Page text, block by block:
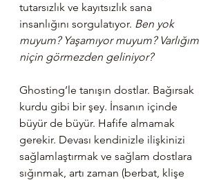
tutarsızlık ve kayıtsızlık sana
insanlığını sorgulatıyor. Ben yok
muyum? Yaşamıyor muyum? Varlığım
niçin görmezden geliniyor?
Ghosting’le tanışın dostlar. Bağırsak
kurdu gibi bir şey. İnsanın içinde
büyür de büyür. Hafife almamak
gerekir. Devası kendinizle ilişkinizi
sağlamlaştırmak ve sağlam dostlara
sığınmak, artı zaman (berbat, klişe